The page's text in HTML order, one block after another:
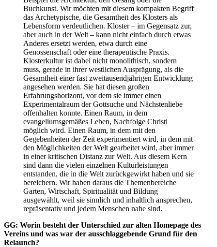
Buchkunst. Wir möchten mit diesem kompakten Begriff
das Archetypische, die Gesamtheit des Klosters als
Lebensform verdeutlichen. Kloster – im Gegensatz zur,
aber auch in der Welt – kann nicht einfach durch etwas
Anderes ersetzt werden, etwa durch eine
Genossenschaft oder eine therapeutische Praxis.
Klosterkultur ist dabei nicht monolithisch, sondern
muss, gerade in ihrer westlichen Ausprägung, als die
Gesamtheit einer fast zweitausendjährigen Entwicklung
angesehen werden. Sie hat diesen großen
Erfahrungshorizont, vor dem sie immer einen
Experimentalraum der Gottsuche und Nächstenliebe
offenhalten konnte. Einen Raum, in dem
evangeliumsgemäßes Leben, Nachfolge Christi
möglich wird. Einen Raum, in dem mit den
Gegebenheiten der Zeit experimentiert wird, in dem mit
den Möglichkeiten der Welt gearbeitet wird, aber immer
in einer kritischen Distanz zur Welt. Aus diesem Kern
sind dann die vielen einzelnen Kulturleistungen
entstanden, die in die Welt zurückgewirkt haben und sie
bereichern. Wir haben daraus die Themenbereiche
Garten, Wirtschaft, Spiritualität und Bildung
ausgewählt, weil sie sinnlich und inhaltlich ansprechen,
repräsentativ und jedem Menschen nahe sind.
GG: Worin besteht der Unterschied zur alten Homepage des
Vereins und was war der ausschlaggebende Grund für den
Relaunch?